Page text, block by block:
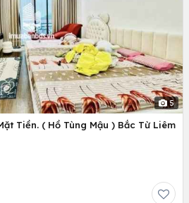
5
Tiền. ( Hồ Tùng Mậu ) Bắc Từ Liêm